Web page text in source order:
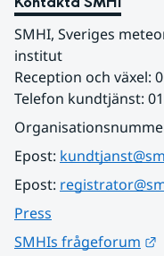
SMHI, Sveriges
institut
Reception och växel:
Telefon kundtjänst:
Epost:
Epost:
Press
SMHIs frågeforum